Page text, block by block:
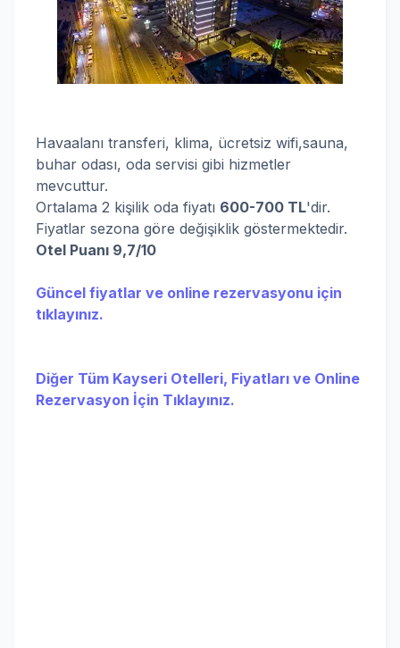
Havaalanı transferi, klima, ücretsiz wifi,sauna,
buhar odası, oda servisi gibi hizmetler
mevcuttur.
Ortalama 2 kişilik oda fiyatı 600-700 TL'dir.
Fiyatlar sezona göre değişiklik göstermektedir.
Otel Puanı 9,7/10
Güncel fiyatlar ve online rezervasyonu için
tıklayınız.
Diğer Tüm Kayseri Otelleri, Fiyatları ve Online
Rezervasyon İçin Tıklayınız.